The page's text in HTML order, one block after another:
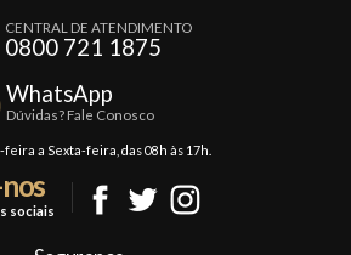
CENTRAL DE ATENDIMENTO
0800 721 1875
WhatsApp
Dúvidas? Fale Conosco
feira a Sexta-feira, das 08h às 17h.
sociais